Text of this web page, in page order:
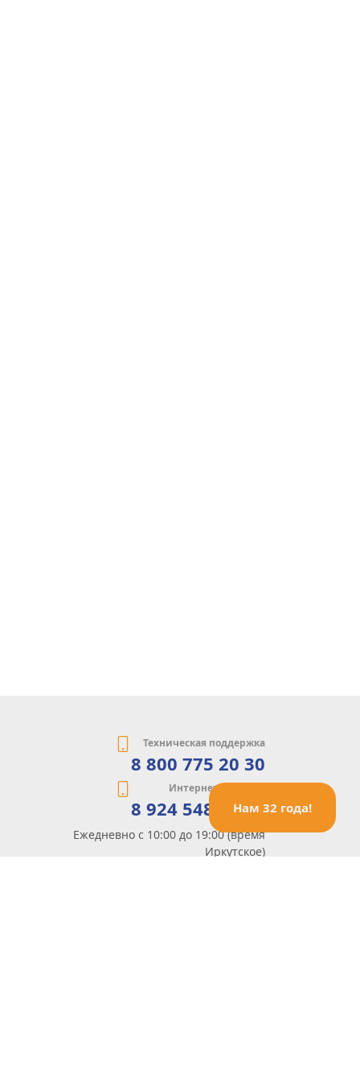
Нам 32 года!
Техническая поддержка
8 800 775 20 30
Интернет-магазин
8 924 548 85 07
Ежедневно с 10:00 до 19:00 (время
Иркутское)